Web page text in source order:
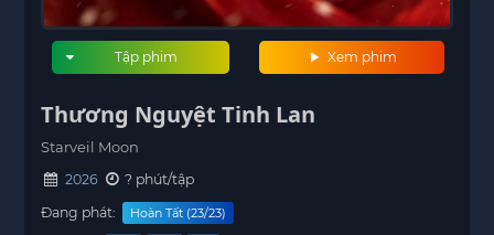
Xem phim
Tập phim
Thương Nguyệt Tinh Lan
Starveil Moon
2026
? phút/tập
Đang phát:
Hoàn Tất (23/23)